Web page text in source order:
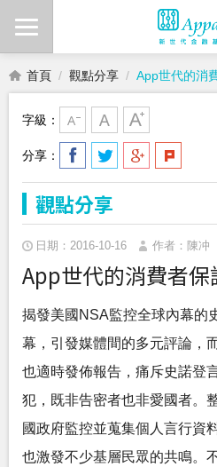
首頁 觀點分享 App世代的消
字級：
分享：
觀點分享
日期：2016-10-16 作者：陳冲
App世代的消費者保
揭發美國NSA監控全球內幕的
幕，引發媒體間的多元評論，
也適時發佈報告，痛斥史諾登
犯，既非告密者也非愛國者。
國政府監控並蒐集個人言行資
也激發不少基層民眾的共鳴。